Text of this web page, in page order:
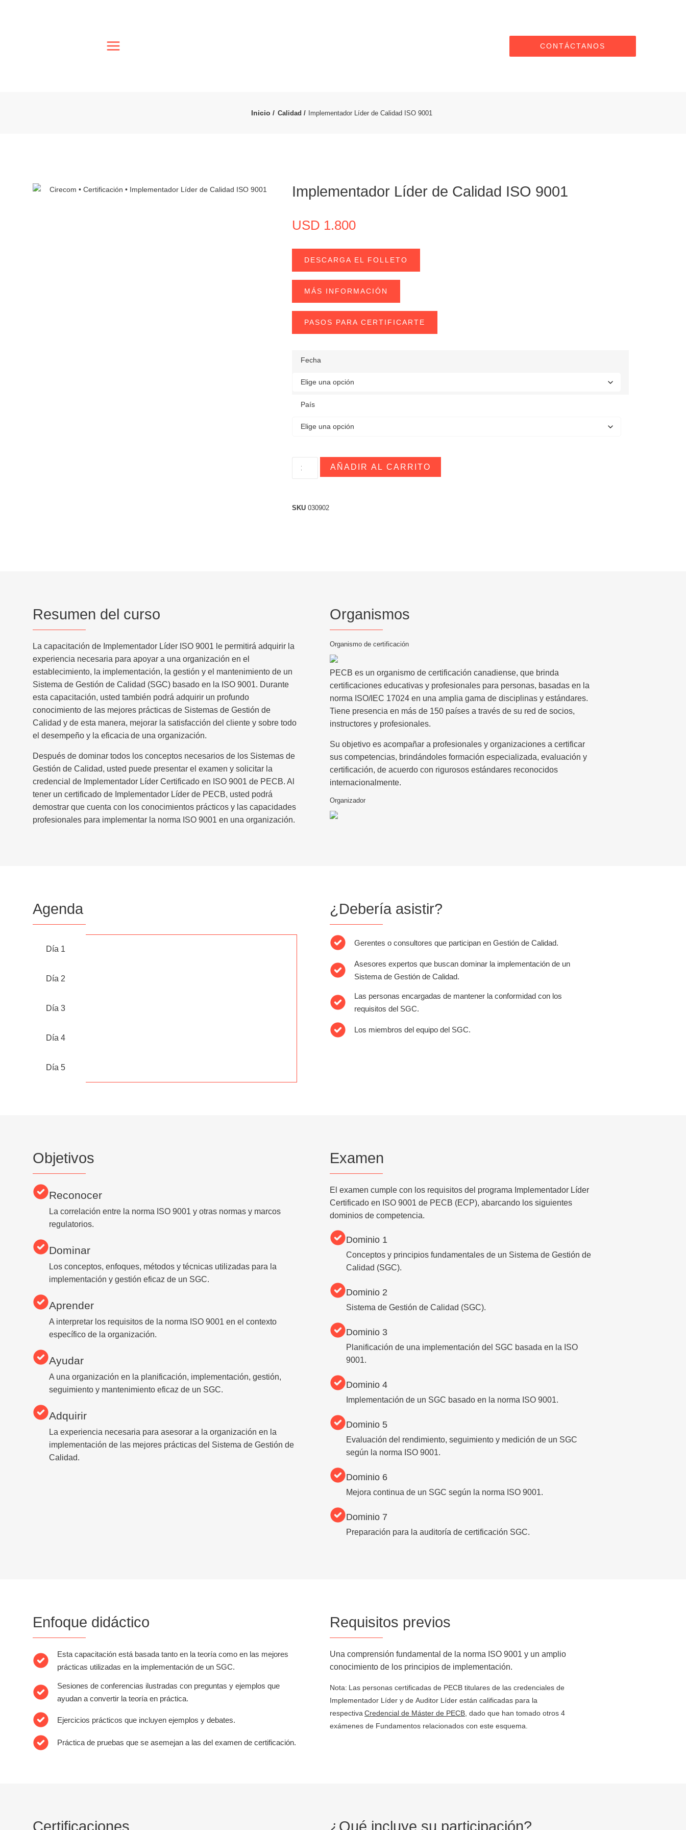
CONTÁCTANOS
Inicio / Calidad / Implementador Líder de Calidad ISO 9001
Implementador Líder de Calidad ISO 9001
USD 1.800
DESCARGA EL FOLLETO
MÁS INFORMACIÓN
PASOS PARA CERTIFICARTE
Fecha
País
AÑADIR AL CARRITO
SKU 030902
Resumen del curso
La capacitación de Implementador Líder ISO 9001 le permitirá adquirir la
experiencia necesaria para apoyar a una organización en el
establecimiento, la implementación, la gestión y el mantenimiento de un
Sistema de Gestión de Calidad (SGC) basado en la ISO 9001. Durante
esta capacitación, usted también podrá adquirir un profundo
conocimiento de las mejores prácticas de Sistemas de Gestión de
Calidad y de esta manera, mejorar la satisfacción del cliente y sobre todo
el desempeño y la eficacia de una organización.
Después de dominar todos los conceptos necesarios de los Sistemas de
Gestión de Calidad, usted puede presentar el examen y solicitar la
credencial de Implementador Líder Certificado en ISO 9001 de PECB. Al
tener un certificado de Implementador Líder de PECB, usted podrá
demostrar que cuenta con los conocimientos prácticos y las capacidades
profesionales para implementar la norma ISO 9001 en una organización.
Organismos
Organismo de certificación
PECB es un organismo de certificación canadiense, que brinda
certificaciones educativas y profesionales para personas, basadas en la
norma ISO/IEC 17024 en una amplia gama de disciplinas y estándares.
Tiene presencia en más de 150 países a través de su red de socios,
instructores y profesionales.
Su objetivo es acompañar a profesionales y organizaciones a certificar
sus competencias, brindándoles formación especializada, evaluación y
certificación, de acuerdo con rigurosos estándares reconocidos
internacionalmente.
Organizador
Agenda
Día 1
Día 2
Día 3
Día 4
Día 5
¿Debería asistir?
Gerentes o consultores que participan en Gestión de Calidad.
Asesores expertos que buscan dominar la implementación de un
Sistema de Gestión de Calidad.
Las personas encargadas de mantener la conformidad con los
requisitos del SGC.
Los miembros del equipo del SGC.
Objetivos
Reconocer
La correlación entre la norma ISO 9001 y otras normas y marcos
regulatorios.
Dominar
Los conceptos, enfoques, métodos y técnicas utilizadas para la
implementación y gestión eficaz de un SGC.
Aprender
A interpretar los requisitos de la norma ISO 9001 en el contexto
específico de la organización.
Ayudar
A una organización en la planificación, implementación, gestión,
seguimiento y mantenimiento eficaz de un SGC.
Adquirir
La experiencia necesaria para asesorar a la organización en la
implementación de las mejores prácticas del Sistema de Gestión de
Calidad.
Examen
El examen cumple con los requisitos del programa Implementador Líder
Certificado en ISO 9001 de PECB (ECP), abarcando los siguientes
dominios de competencia.
Dominio 1
Conceptos y principios fundamentales de un Sistema de Gestión de
Calidad (SGC).
Dominio 2
Sistema de Gestión de Calidad (SGC).
Dominio 3
Planificación de una implementación del SGC basada en la ISO
9001.
Dominio 4
Implementación de un SGC basado en la norma ISO 9001.
Dominio 5
Evaluación del rendimiento, seguimiento y medición de un SGC
según la norma ISO 9001.
Dominio 6
Mejora continua de un SGC según la norma ISO 9001.
Dominio 7
Preparación para la auditoría de certificación SGC.
Enfoque didáctico
Esta capacitación está basada tanto en la teoría como en las mejores
prácticas utilizadas en la implementación de un SGC.
Sesiones de conferencias ilustradas con preguntas y ejemplos que
ayudan a convertir la teoría en práctica.
Ejercicios prácticos que incluyen ejemplos y debates.
Práctica de pruebas que se asemejan a las del examen de certificación.
Requisitos previos
Una comprensión fundamental de la norma ISO 9001 y un amplio
conocimiento de los principios de implementación.
Nota: Las personas certificadas de PECB titulares de las credenciales de
Implementador Líder y de Auditor Líder están calificadas para la
respectiva Credencial de Máster de PECB , dado que han tomado otros 4
exámenes de Fundamentos relacionados con este esquema.
Certificaciones ¿Qué incluye su participación?